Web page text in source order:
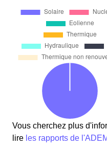
Vous cherchez plus
lire les rapports de